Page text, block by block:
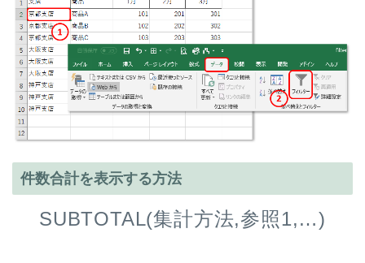
件数合計を表示する方法
SUBTOTAL(集計方法,参照1,…)